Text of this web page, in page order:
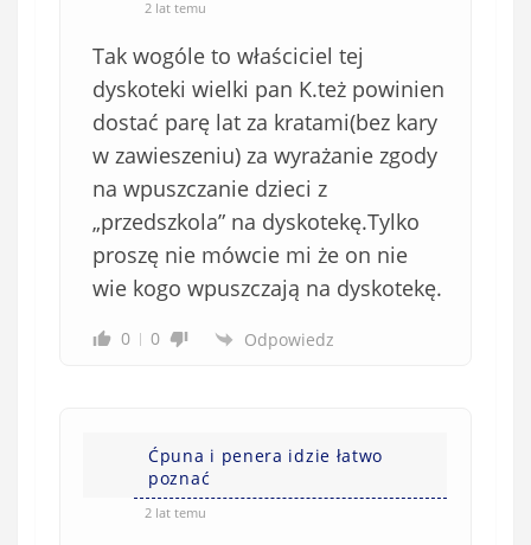
2 lat temu
Tak wogóle to właściciel tej
dyskoteki wielki pan K.też powinien
dostać parę lat za kratami(bez kary
w zawieszeniu) za wyrażanie zgody
na wpuszczanie dzieci z
„przedszkola” na dyskotekę.Tylko
proszę nie mówcie mi że on nie
wie kogo wpuszczają na dyskotekę.
0 0 Odpowiedz
Ćpuna i penera idzie łatwo
poznać
2 lat temu